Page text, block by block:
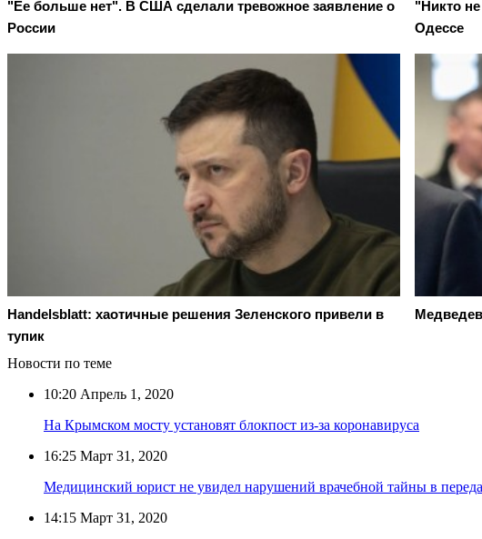
"Ее больше нет". В США сделали тревожное заявление о
России
"Никто
Одессе
Handelsblatt: хаотичные решения Зеленского привели в
тупик
Новости по теме
10:20 Апрель 1, 2020
На Крымском мосту установят блокпост из-за коронавируса
16:25 Март 31, 2020
Медицинский юрист не увидел нарушений врачебной тайны в
14:15 Март 31, 2020